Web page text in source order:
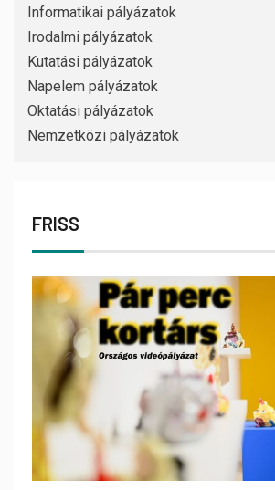
Informatikai pályázatok
Irodalmi pályázatok
Kutatási pályázatok
Napelem pályázatok
Oktatási pályázatok
Nemzetközi pályázatok
FRISS